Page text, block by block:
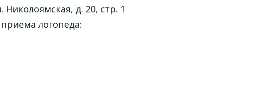
Николоямская, д. 20, стр. 1
логопеда: